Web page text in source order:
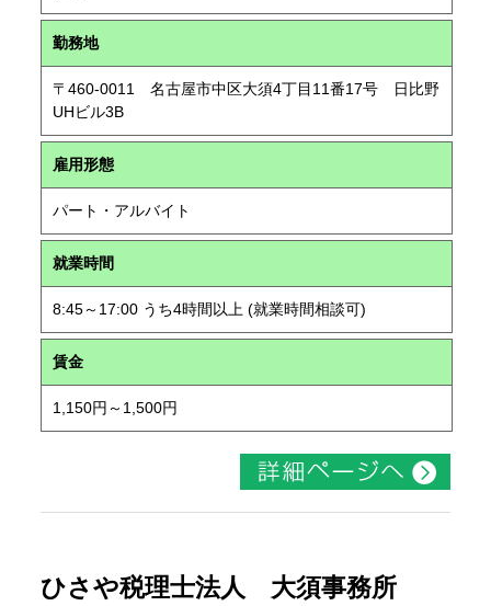
勤務地
〒460-0011 名古屋市中区大須4丁目11番17号 日比野
UHビル3B
雇用形態
パート・アルバイト
就業時間
8:45～17:00 うち4時間以上 (就業時間相談可)
賃金
1,150円～1,500円
ひさや税理士法人 大須事務所